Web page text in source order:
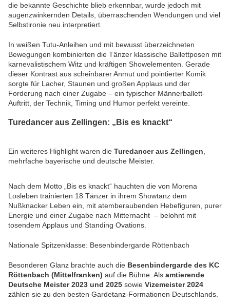
die bekannte Geschichte blieb erkennbar, wurde jedoch mit
augenzwinkernden Details, überraschenden Wendungen und viel
Selbstironie neu interpretiert.
In weißen Tutu-Anleihen und mit bewusst überzeichneten
Bewegungen kombinierten die Tänzer klassische Ballettposen mit
karnevalistischem Witz und kräftigen Showelementen. Gerade
dieser Kontrast aus scheinbarer Anmut und pointierter Komik
sorgte für Lacher, Staunen und großen Applaus und der
Forderung nach einer Zugabe – ein typischer Männerballett-
Auftritt, der Technik, Timing und Humor perfekt vereinte.
Turedancer aus Zellingen: „Bis es knackt“
Ein weiteres Highlight waren die Turedancer aus Zellingen
mehrfache bayerische und deutsche Meister.
Nach dem Motto „Bis es knackt“ hauchten die von Morena
Losleben trainierten 18 Tänzer in ihrem Showtanz dem
Nußknacker Leben ein, mit atemberaubenden Hebefiguren, purer
Energie und einer Zugabe nach Mitternacht – belohnt mit
tosendem Applaus und Standing Ovations.
Nationale Spitzenklasse: Besenbindergarde Röttenbach
Besonderen Glanz brachte auch die Besenbindergarde des KC
Röttenbach (Mittelfranken) auf die Bühne. Als amtierende
Deutsche Meister 2023 und 2025 sowie Vizemeister 2024
zählen sie zu den besten Gardetanz-Formationen Deutschlands.